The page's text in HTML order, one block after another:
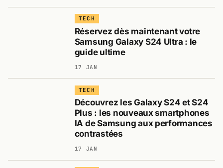
TECH
Réservez dès maintenant votre
Samsung Galaxy S24 Ultra : le
guide ultime
17 JAN
TECH
Découvrez les Galaxy S24 et S24
Plus : les nouveaux smartphones
IA de Samsung aux performances
contrastées
17 JAN